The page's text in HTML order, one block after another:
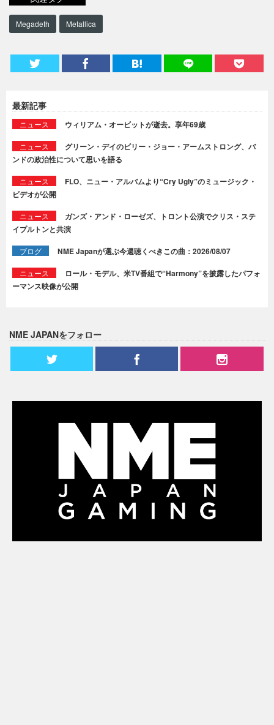
Megadeth Metallica
最新記事
ニュース ウィリアム・オービットが逝去。享年69歳
ニュース
グリーン・デイのビリー・ジョー・アームストロング、バ
ンドの政治性について思いを語る
ニュース
FLO、ニュー・アルバムより“Cry Ugly”のミュージック・
ビデオが公開
ニュース
ガンズ・アンド・ローゼズ、トロント公演でクリス・ステ
イプルトンと共演
ブログ NME Japanが選ぶ今週聴くべきこの曲：2026/08/07
ニュース
ロール・モデル、米TV番組で“Harmony”を披露したパフォ
ーマンス映像が公開
NME JAPANをフォロー